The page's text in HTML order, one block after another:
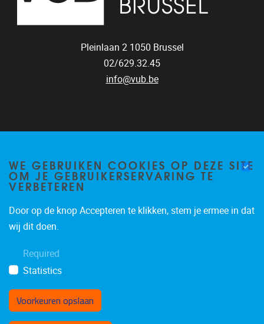
Pleinlaan 2 1050 Brussel
02/629.32.45
info@vub.be
Research
Publications
Technology platform
For industry
Contact
WE GEBRUIKEN COOKIES OP DEZE SITE
OM JE GEBRUIKERSERVARING TE
VERBETEREN
Door op de knop Accepteren te klikken, stem je ermee in dat
wij dit doen.
Required
Statistics
Voorkeuren opslaan